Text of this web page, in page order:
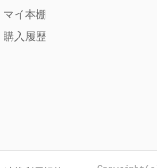
マイ本棚
購入履歴